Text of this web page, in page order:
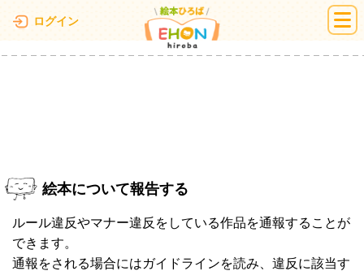
ログイン 絵本ひろば
絵本について報告する
ルール違反やマナー違反をしている作品を通報することが
できます。
通報をされる場合にはガイドラインを読み、違反に該当す